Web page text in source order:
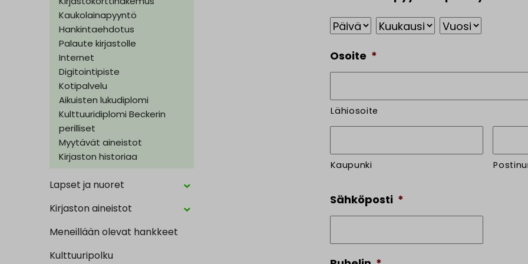
Kaukolainapyyntö
Hankintaehdotus
Palaute kirjastolle
Internet
Digitointipiste
Kotipalvelu
Aikuisten lukudiplomi
Kulttuuridiplomi Beckerin
perilliset
Myytävät aineistot
Kirjaston historiaa
Lapset ja nuoret
Kirjaston aineistot
Meneillään olevat hankkeet
Kulttuuripolku
Päivä Kuukausi Vuosi
Osoite *
Lähiosoite
Kaupunki
Sähköposti *